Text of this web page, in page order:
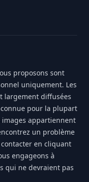
proposons sont
uniquement. Les
largement diffusées
pour la plupart
images appartiennent
un problème
en cliquant
engageons à
qui ne devraient pas